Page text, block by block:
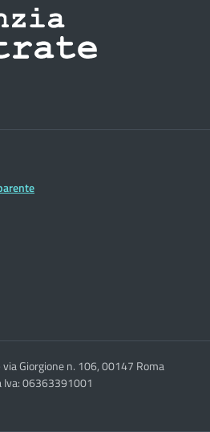
Giorgione n. 106, 00147 Roma
Iva: 06363391001